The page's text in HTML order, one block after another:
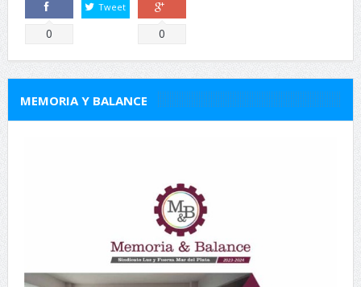
Comparte
0
Tweet
Comparte
0
MEMORIA Y BALANCE